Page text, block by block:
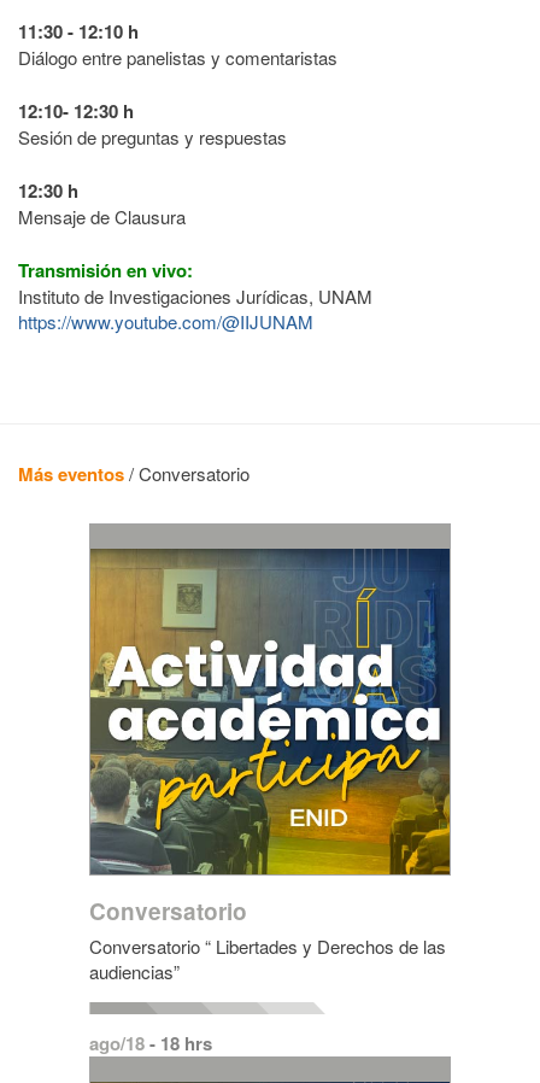
11:30 - 12:10 h
Diálogo entre panelistas y comentaristas
12:10- 12:30 h
Sesión de preguntas y respuestas
12:30 h
Mensaje de Clausura
Transmisión en vivo:
Instituto de Investigaciones Jurídicas, UNAM
https://www.youtube.com/@IIJUNAM
Más eventos/Conversatorio
Conversatorio
Conversatorio “ Libertades y Derechos de las
audiencias”
ago/18- 18 hrs